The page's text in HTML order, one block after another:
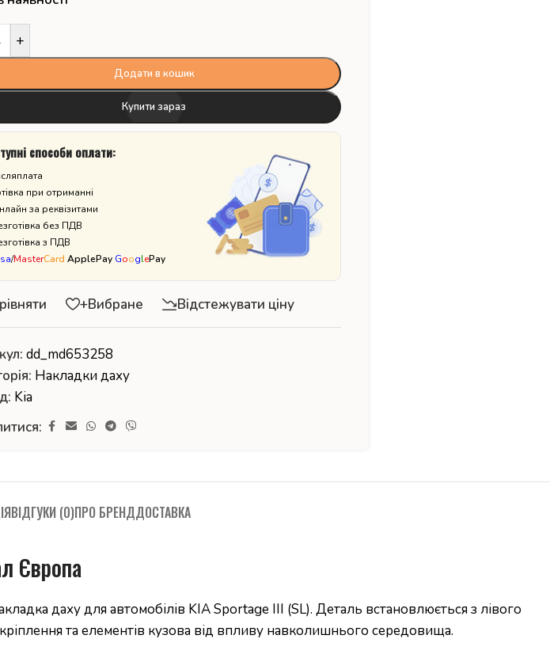
+
Додати в кошик
Купити зараз
способи оплати:
при отриманні
за реквізитами
без ПДВ
з ПДВ
/MasterCard ApplePay GooglePay
+Вибране Відстежувати ціну
dd_md653258
Накладки даху
Kia
ВІДГУКИ (0)ПРО БРЕНДДОСТАВКА
Європа
даху для автомобілів KIA Sportage III (SL). Деталь встановлюється з лівого
та елементів кузова від впливу навколишнього середовища.